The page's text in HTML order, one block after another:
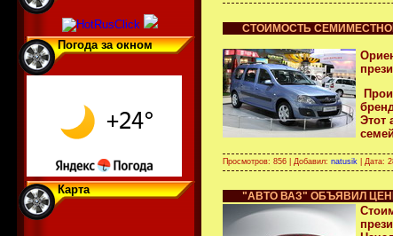
Погода за окном
Карта
СТОИМОСТЬ
Этот
Просмотров: 856 | Добавил: natusik | Дата:
"АВТО ВАЗ" ОБЪЯВИЛ